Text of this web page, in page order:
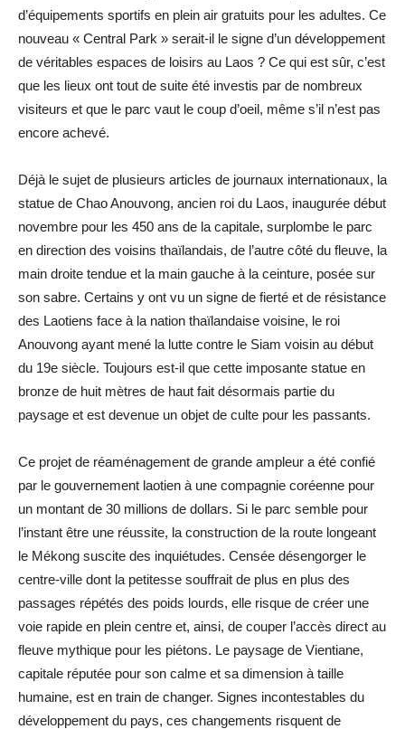
d’équipements sportifs en plein air gratuits pour les adultes. Ce
nouveau « Central Park » serait-il le signe d’un développement
de véritables espaces de loisirs au Laos ? Ce qui est sûr, c’est
que les lieux ont tout de suite été investis par de nombreux
visiteurs et que le parc vaut le coup d’oeil, même s’il n’est pas
encore achevé.
Déjà le sujet de plusieurs articles de journaux internationaux, la
statue de Chao Anouvong, ancien roi du Laos, inaugurée début
novembre pour les 450 ans de la capitale, surplombe le parc
en direction des voisins thaïlandais, de l’autre côté du fleuve, la
main droite tendue et la main gauche à la ceinture, posée sur
son sabre. Certains y ont vu un signe de fierté et de résistance
des Laotiens face à la nation thaïlandaise voisine, le roi
Anouvong ayant mené la lutte contre le Siam voisin au début
du 19e siècle. Toujours est-il que cette imposante statue en
bronze de huit mètres de haut fait désormais partie du
paysage et est devenue un objet de culte pour les passants.
Ce projet de réaménagement de grande ampleur a été confié
par le gouvernement laotien à une compagnie coréenne pour
un montant de 30 millions de dollars. Si le parc semble pour
l’instant être une réussite, la construction de la route longeant
le Mékong suscite des inquiétudes. Censée désengorger le
centre-ville dont la petitesse souffrait de plus en plus des
passages répétés des poids lourds, elle risque de créer une
voie rapide en plein centre et, ainsi, de couper l’accès direct au
fleuve mythique pour les piétons. Le paysage de Vientiane,
capitale réputée pour son calme et sa dimension à taille
humaine, est en train de changer. Signes incontestables du
développement du pays, ces changements risquent de